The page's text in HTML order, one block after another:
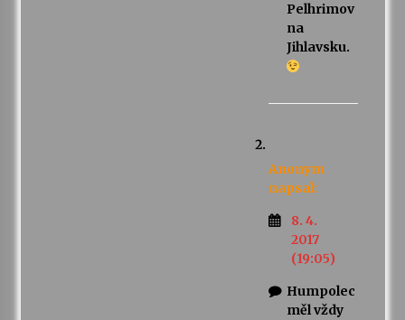
Pelhrimov
na
Jihlavsku.
Anonym
napsal:
8. 4.
2017
(19:05)
Humpolec
měl vždy